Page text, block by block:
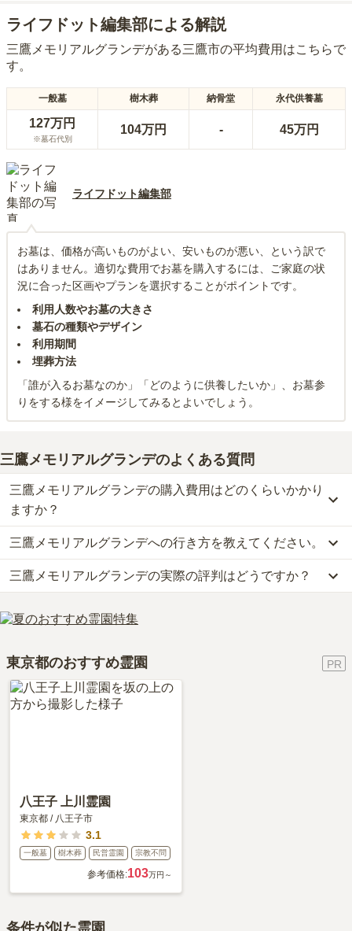
ライフドット編集部による解説
三鷹メモリアルグランデがある三鷹市の平均費用はこちらで
す。
一般墓 樹木葬 納骨堂 永代供養墓
127万円
※墓石代別
104万円 - 45万円
ライフドット編集部
お墓は、価格が高いものがよい、安いものが悪い、という訳で
はありません。適切な費用でお墓を購入するには、ご家庭の状
況に合った区画やプランを選択することがポイントです。
利用人数やお墓の大きさ
墓石の種類やデザイン
利用期間
埋葬方法
「誰が入るお墓なのか」「どのように供養したいか」、お墓参
りをする様をイメージしてみるとよいでしょう。
三鷹メモリアルグランデのよくある質問
三鷹メモリアルグランデの購入費用はどのくらいかかり
ますか？
三鷹メモリアルグランデでは、一般墓が約229.1万円からお求めい
ただけます。
なお、三鷹メモリアルグランデがある東京都の相場は、一般墓が約
127万円（墓石代別途）です。
お墓は、価格が高いものがよい、安いものが悪い、という訳ではあ
三鷹メモリアルグランデへの行き方を教えてください。
公共交通機関の場合、小田急バス「三鷹駅」［鷹52系統］朝日町・
朝日町三丁目・車返団地行きに乗車、「木の実保育園バス停」下車
徒歩約6分です。
車の場合、JR中央線「吉祥寺駅」から車で約8分です。
確認ください。
三鷹メモリアルグランデの実際の評判はどうですか？
当サイトに寄せられた総合評価は、4.3点です。特に管理状況が高
く評価されています。
るので、お墓参りが終わった後の法事の食事にはぴったりです。花
やお供え物は、霊園までの途中にスーパーマーケットがいくつかあ
り、調達には不自由しません。」といったお声をいただいておりま
す。
東京都のおすすめ霊園
八王子 上川霊園
東京都 / 八王子市
3.1
一般墓 樹木葬 民営霊園 宗教不問
参考価格:103万円～